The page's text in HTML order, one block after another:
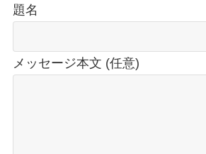
題名
メッセージ本文 (任意)